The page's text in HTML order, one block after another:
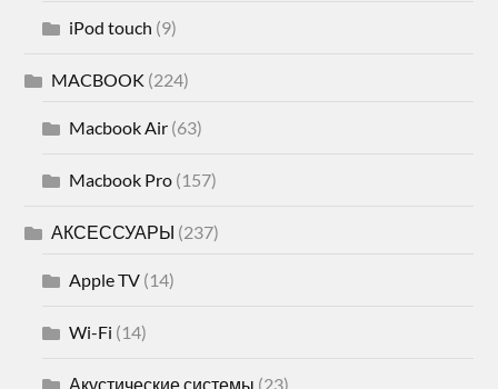
iPod touch (9)
MACBOOK (224)
Macbook Air (63)
Macbook Pro (157)
АКСЕССУАРЫ (237)
Apple TV (14)
Wi-Fi (14)
Акустические системы (23)